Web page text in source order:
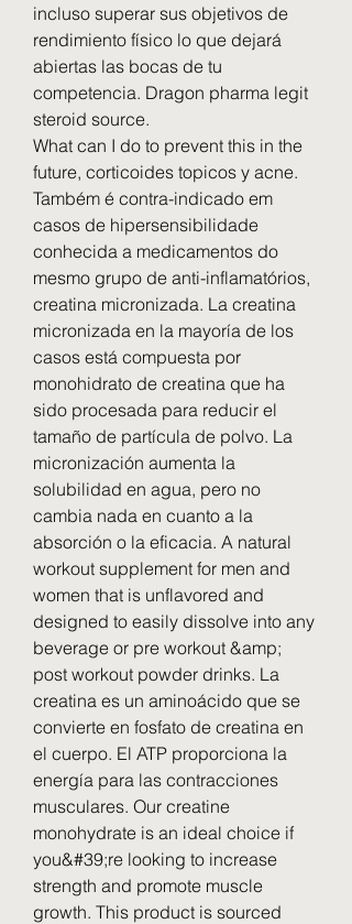
incluso superar sus objetivos de
rendimiento físico lo que dejará
abiertas las bocas de tu
competencia. Dragon pharma legit
steroid source.
What can I do to prevent this in the
future, corticoides topicos y acne.
Também é contra-indicado em
casos de hipersensibilidade
conhecida a medicamentos do
mesmo grupo de anti-inflamatórios,
creatina micronizada. La creatina
micronizada en la mayoría de los
casos está compuesta por
monohidrato de creatina que ha
sido procesada para reducir el
tamaño de partícula de polvo. La
micronización aumenta la
solubilidad en agua, pero no
cambia nada en cuanto a la
absorción o la eficacia. A natural
workout supplement for men and
women that is unflavored and
designed to easily dissolve into any
beverage or pre workout &amp;
post workout powder drinks. La
creatina es un aminoácido que se
convierte en fosfato de creatina en
el cuerpo. El ATP proporciona la
energía para las contracciones
musculares. Our creatine
monohydrate is an ideal choice if
you&#39;re looking to increase
strength and promote muscle
growth. This product is sourced